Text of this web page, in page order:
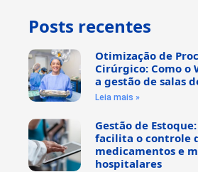
Posts recentes
Otimização de
Cirúrgico: Como o
a gestão de salas
Leia mais »
Gestão de
facilita o controle
medicamentos e
hospitalares